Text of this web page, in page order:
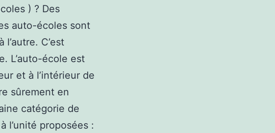
) ? Des
auto-écoles sont
C’est
L’auto-école est
et à l’intérieur de
sûrement en
catégorie de
l’unité proposées :